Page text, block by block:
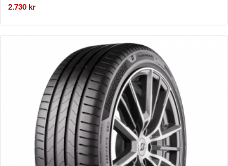
2.730kr